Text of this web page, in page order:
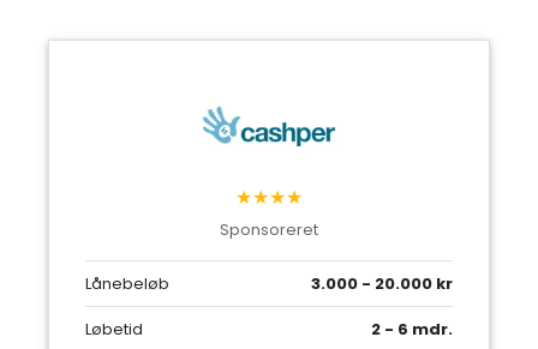
★★★★
Sponsoreret
Lånebeløb
3.000 - 20.000 kr
Løbetid
2 - 6 mdr.